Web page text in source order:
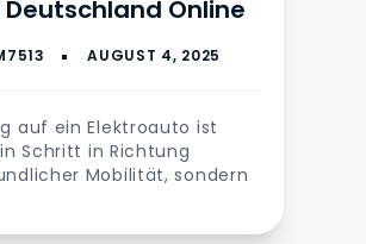
Deutschland Online
auf ein Elektroauto ist
Schritt in Richtung
Mobilität, sondern